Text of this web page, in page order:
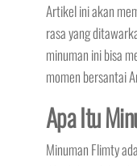
Artikel ini akan
rasa yang
minuman ini bisa
momen bersantai
Apa Itu
Minuman Flimty